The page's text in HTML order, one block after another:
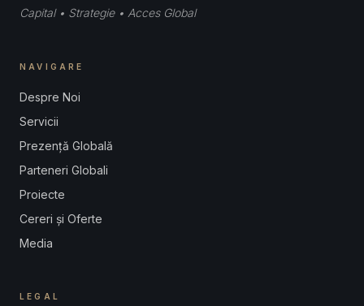
Capital • Strategie • Acces Global
NAVIGARE
Despre Noi
Servicii
Prezență Globală
Parteneri Globali
Proiecte
Cereri și Oferte
Media
LEGAL